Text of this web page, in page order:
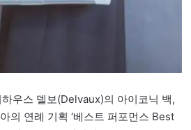
우스 델보(Delvaux)의 아이코닉 백,
의 연례 기획 ‘베스트 퍼포먼스 Best